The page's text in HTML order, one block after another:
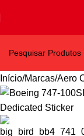
Início Marcas Aero